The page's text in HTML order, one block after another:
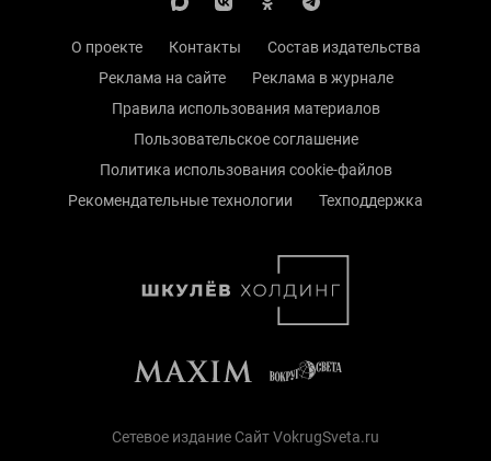
О проекте Контакты
Состав издательства
Реклама на сайте
Реклама в журнале
Правила использования материалов
Пользовательское соглашение
Политика использования cookie-файлов
Рекомендательные технологии
Техподдержка
Сетевое издание Сайт VokrugSveta.ru